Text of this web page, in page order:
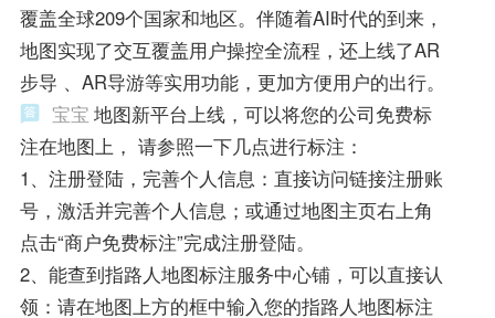
覆盖全球209个国家和地区。伴随着AI时代的到来，
地图实现了交互覆盖用户操控全流程，还上线了AR
步导 、AR导游等实用功能，更加方便用户的出行。
宝宝 地图新平台上线，可以将您的公司免费标
注在地图上， 请参照一下几点进行标注：
1、注册登陆，完善个人信息：直接访问链接注册账
号，激活并完善个人信息；或通过地图主页右上角
点击“商户免费标注”完成注册登陆。
2、能查到指路人地图标注服务中心铺，可以直接认
领：请在地图上方的框中输入您的指路人地图标注